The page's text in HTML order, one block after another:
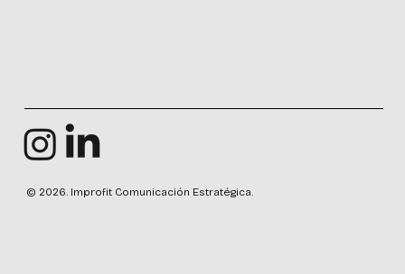
© 2026. Improfit Comunicación Estratégica.